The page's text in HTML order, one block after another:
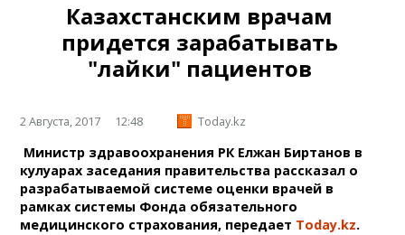
Казахстанским врачам
придется зарабатывать
"лайки" пациентов
2 Августа, 2017 12:48 Today.kz
Министр здравоохранения РК Елжан Биртанов в
кулуарах заседания правительства рассказал о
разрабатываемой системе оценки врачей в
рамках системы Фонда обязательного
медицинского страхования, передает Today.kz.